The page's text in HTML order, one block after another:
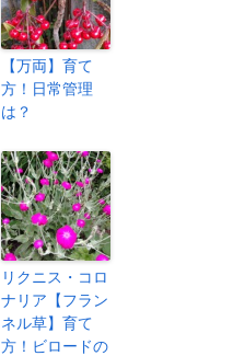
【万両】育て
方！日常管理
は？
リクニス・コロ
ナリア【フラン
ネル草】育て
方！ビロードの